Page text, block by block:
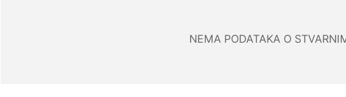
NEMA PODATAKA O